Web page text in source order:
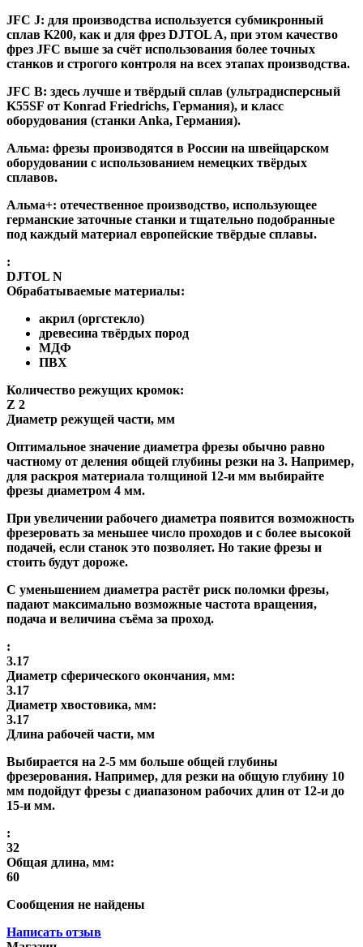
JFC J: для производства используется субмикронный
сплав K200, как и для фрез DJTOL A, при этом качество
фрез JFC выше за счёт использования более точных
станков и строгого контроля на всех этапах производства.
JFC B: здесь лучше и твёрдый сплав (ультрадисперсный
K55SF от Konrad Friedrichs, Германия), и класс
оборудования (станки Anka, Германия).
Альма: фрезы производятся в России на швейцарском
оборудовании с использованием немецких твёрдых
сплавов.
Альма+: отечественное производство, использующее
германские заточные станки и тщательно подобранные
под каждый материал европейские твёрдые сплавы.
:
DJTOL N
Обрабатываемые материалы:
акрил (оргстекло)
древесина твёрдых пород
МДФ
ПВХ
Количество режущих кромок:
Z 2
Диаметр режущей части, мм
Оптимальное значение диаметра фрезы обычно равно
частному от деления общей глубины резки на 3. Например,
для раскроя материала толщиной 12-и мм выбирайте
фрезы диаметром 4 мм.
При увеличении рабочего диаметра появится возможность
фрезеровать за меньшее число проходов и с более высокой
подачей, если станок это позволяет. Но такие фрезы и
стоить будут дороже.
С уменьшением диаметра растёт риск поломки фрезы,
падают максимально возможные частота вращения,
подача и величина съёма за проход.
:
3.17
Диаметр сферического окончания, мм:
3.17
Диаметр хвостовика, мм:
3.17
Длина рабочей части, мм
Выбирается на 2-5 мм больше общей глубины
фрезерования. Например, для резки на общую глубину 10
мм подойдут фрезы с диапазоном рабочих длин от 12-и до
15-и мм.
:
32
Общая длина, мм:
60
Сообщения не найдены
Написать отзыв